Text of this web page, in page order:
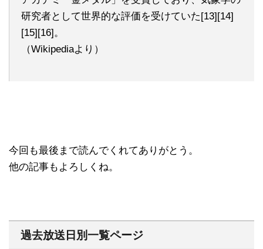
研究者として世界的な評価を受けていた[13][14]
[15][16]。
（Wikipediaより）
今回も最後まで読んでくれてありがとう。
他の記事もよろしくね。
過去放送日別一覧ページ